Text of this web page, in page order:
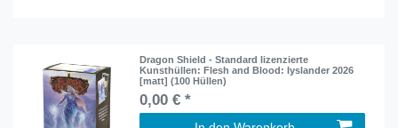
Dragon Shield - Standard lizenzierte
Kunsthüllen: Flesh and Blood: Iyslander 2026
[matt] (100 Hüllen)
0,00 € *